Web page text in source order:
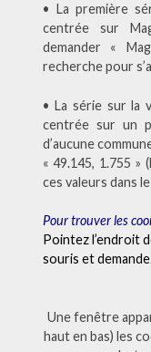
• La première
centrée sur
demander «
recherche pour
• La série sur la
centrée sur un
d’aucune
« 49.145, 1.755 »
ces valeurs dans
Pour trouver les
Pointez l’endroit
souris et
Une fenêtre
haut en bas) les